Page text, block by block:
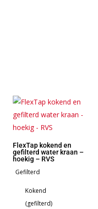
FlexTap kokend en
gefilterd water kraan –
hoekig – RVS
Gefilterd
Kokend
(gefilterd)